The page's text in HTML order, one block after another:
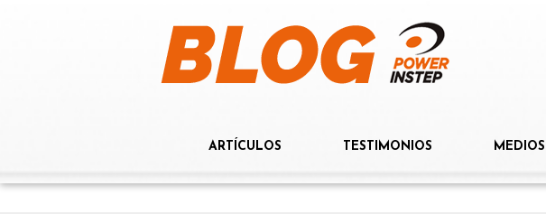
ARTÍCULOS TESTIMONIOS MEDIOS